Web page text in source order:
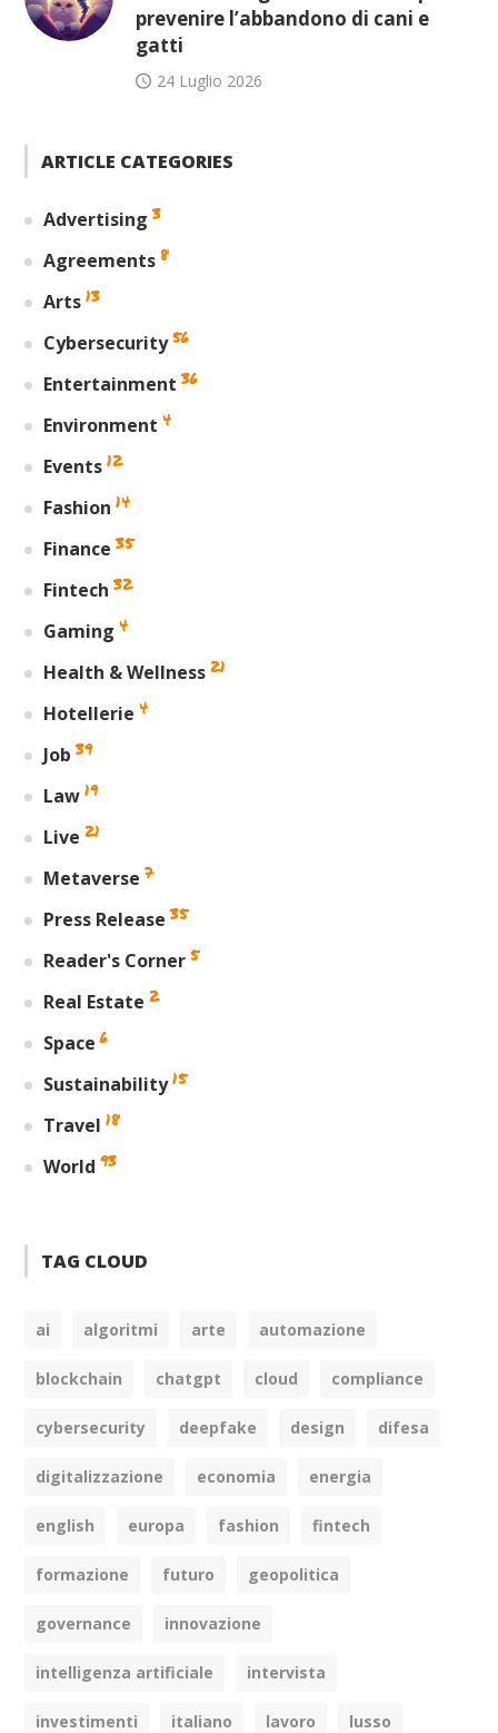
prevenire l’abbandono di cani e
gatti
24 Luglio 2026
ARTICLE CATEGORIES
Advertising 3
Agreements 8
Arts 13
Cybersecurity 56
Entertainment 36
Environment 4
Events 12
Fashion 14
Finance 35
Fintech 32
Gaming 4
Health & Wellness 21
Hotellerie 4
Job 39
Law 19
Live 21
Metaverse 7
Press Release 35
Reader's Corner 5
Real Estate 2
Space 6
Sustainability 15
Travel 18
World 93
TAG CLOUD
ai algoritmi arte automazione
blockchain chatgpt cloud compliance
cybersecurity deepfake design difesa
digitalizzazione economia energia
english europa fashion fintech
formazione futuro geopolitica
governance innovazione
intelligenza artificiale intervista
investimenti italiano lavoro lusso